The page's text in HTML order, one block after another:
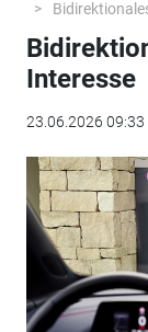
Interesse
23.06.2026 09:33